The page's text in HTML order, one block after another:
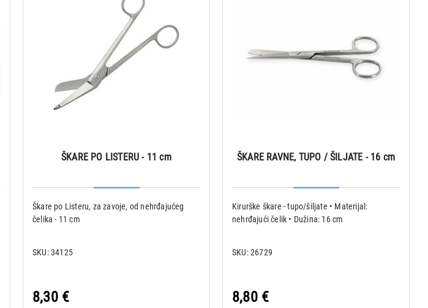
ŠKARE PO LISTERU - 11 cm
Škare po Listeru, za zavoje, od nehrđajućeg
čelika - 11 cm
SKU: 34125
8,30 €
ŠKARE RAVNE, TUPO / ŠILJATE - 16 cm
Kirurške škare - tupo/šiljate • Materijal:
nehrđajući čelik • Dužina: 16 cm
SKU: 26729
8,80 €